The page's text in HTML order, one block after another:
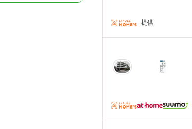
提供